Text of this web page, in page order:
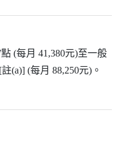
(每月 41,380元)至一般
(a)] (每月 88,250元)。